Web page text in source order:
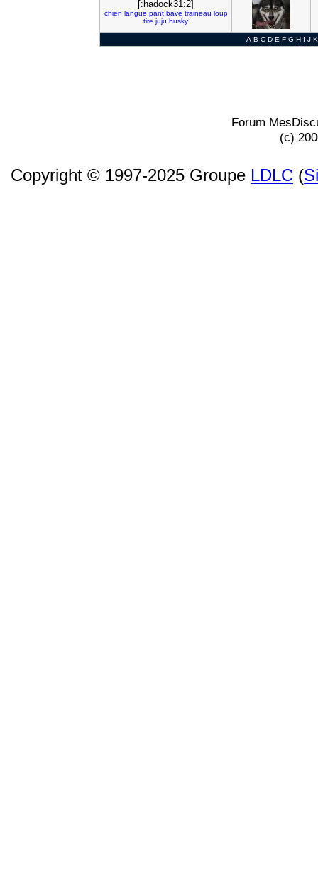
[:hadock31:2]
chien langue pant bave traineau loup
tire juju husky
A B C D E F G H I J K
Forum
(c)
Copyright © 1997-2025 Groupe LDLC (